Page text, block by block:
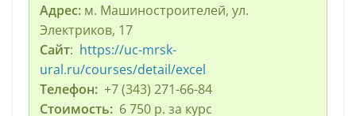
Адрес:м. Машиностроителей, ул.
Электриков, 17
Сайт: https://uc-mrsk-
ural.ru/courses/detail/excel
Телефон:+7 (343) 271-66-84
Стоимость:6 750 р. за курс